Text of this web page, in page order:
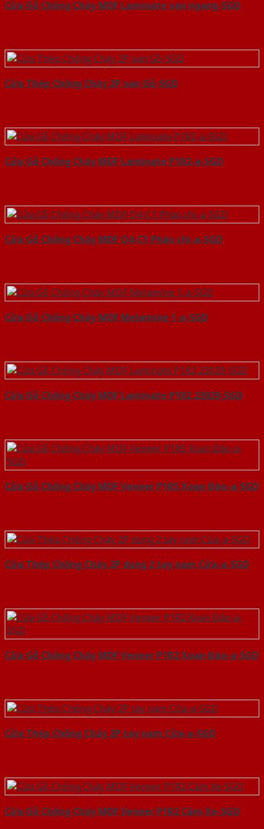
Cửa Gỗ Chống Cháy MDF Laminate van ngang-SGD
Cửa Thép Chống Cháy 2P van Gỗ-SGD
Cửa Gỗ Chống Cháy MDF Laminate P1R2-a-SGD
Cửa Gỗ Chống Cháy MDF O4-C1 Phào chi-a-SGD
Cửa Gỗ Chống Cháy MDF Melamine 1-a-SGD
Cửa Gỗ Chống Cháy MDF Laminate P1R2 23029-SGD
Cửa Gỗ Chống Cháy MDF Veneer P1R5 Xoan Đào-a-SGD
Cửa Thép Chống Cháy 2P dung 2 tay nam Cửa-a-SGD
Cửa Gỗ Chống Cháy MDF Veneer P1R2 Xoan Đào-a-SGD
Cửa Thép Chống Cháy 2P tay nam Cửa-a-SGD
Cửa Gỗ Chống Cháy MDF Veneer P1R2 Căm Xe-SGD